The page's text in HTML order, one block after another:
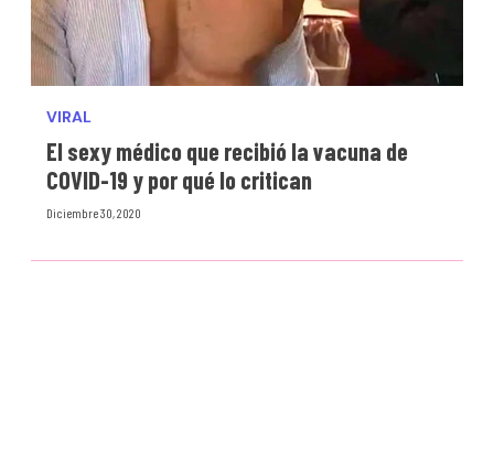
VIRAL
El sexy médico que recibió la vacuna de
COVID-19 y por qué lo critican
Diciembre 30, 2020